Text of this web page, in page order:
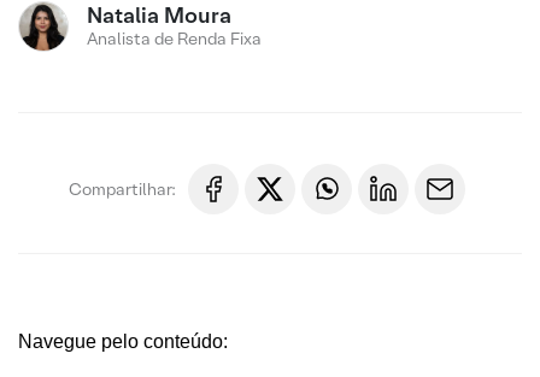
Natalia Moura
Analista de Renda Fixa
Compartilhar:
Navegue pelo conteúdo: